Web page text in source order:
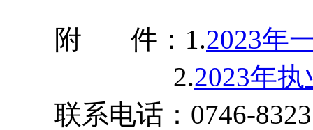
附 件：1.2023年
2.2023年
联系电话：0746-